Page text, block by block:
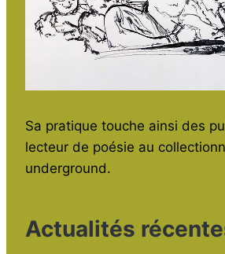
Sa pratique touche ainsi des
lecteur de poésie au
underground.
Actualités